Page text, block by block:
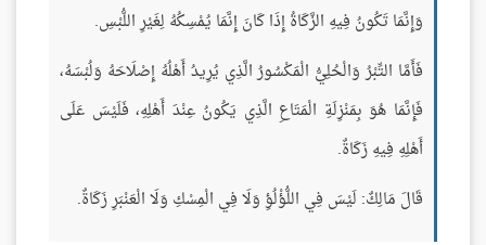
وَإِنَّمَا تَكُونُ فِيهِ الزَّكَاةُ إِذَا كَانَ إِنَّمَا يُمْسِكُهُ لِغَيْرِ اللُّبْسِ.
فَأَمَّا التِّبْرُ وَالْحُلِيُّ الْمَكْسُورُ الَّذِي يُرِيدُ أَهْلُهُ إِصْلَاحَهُ وَلُبْسَهُ،
فَإِنَّمَا هُوَ بِمَنْزِلَةِ الْمَتَاعِ الَّذِي يَكُونُ عِنْدَ أَهْلِهِ، فَلَيْسَ عَلَى
أَهْلِهِ فِيهِ زَكَاةٌ.
قَالَ مَالِكٌ: لَيْسَ فِي اللُّؤْلُؤِ وَلَا فِي الْمِسْكِ وَلَا الْعَنْبَرِ زَكَاةٌ.